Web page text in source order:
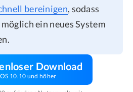
bereinigen, sodass
ein neues System
Download
10.10 und höher